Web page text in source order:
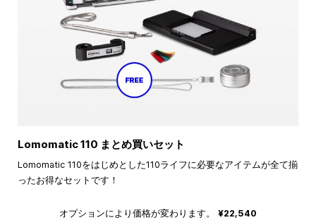
Lomomatic 110 まとめ買いセット
Lomomatic 110をはじめとした110ライフに必要なアイテムが全て揃
ったお得なセットです！
オプションにより価格が変わります。 ¥22,540